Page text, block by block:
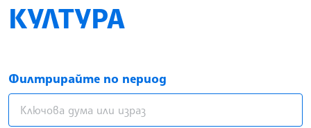
КУЛТУРА
Филтрирайте по период